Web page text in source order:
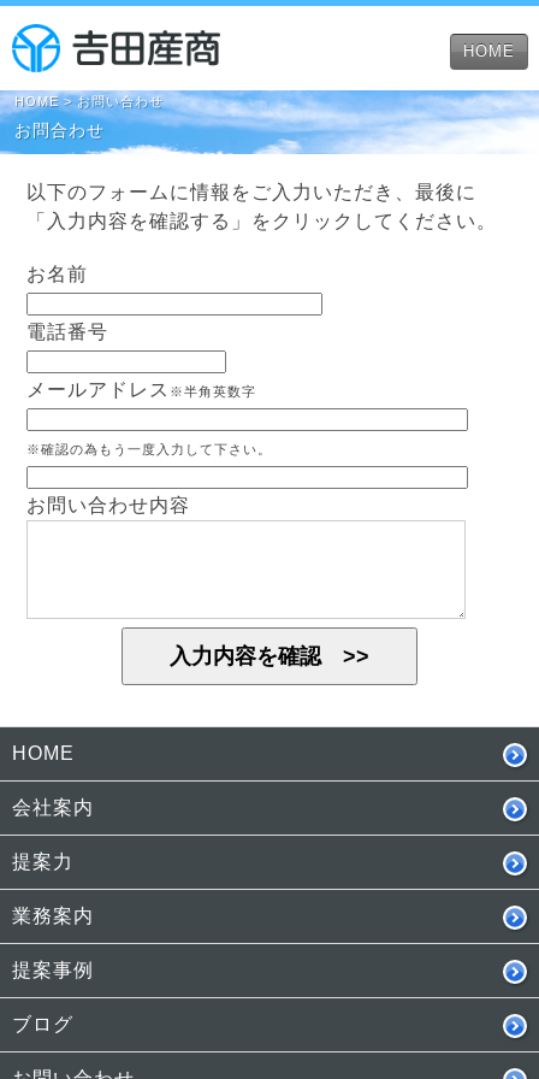
HOME
HOME > お問い合わせ
お問合わせ
以下のフォームに情報をご入力いただき、最後に
「入力内容を確認する」をクリックしてください。
お名前
電話番号
メールアドレス ※半角英数字
※確認の為もう一度入力して下さい。
お問い合わせ内容
HOME
会社案内
提案力
業務案内
提案事例
ブログ